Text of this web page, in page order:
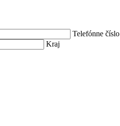
Telefónne číslo
Kraj